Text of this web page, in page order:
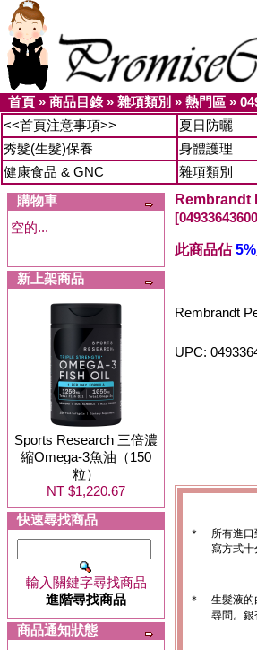
首頁 » 商品目錄» 雜項類別 » 熱門區 »
<<首頁注意事項>>
夏日防曬
秀髮(生髮)保養
身體護理
健康食品 & GNC
雜項類別
購物車
空的...
新上架商品
Sports Research 三倍濃
縮Omega-3魚油（150
粒）
NT $1,220.67
快速尋找商品
輸入關鍵字尋找商品
進階尋找商品
商品通知狀態
Rembrandt
此商品佔5%
Rembrandt
UPC:
＊
所有進
寫方式十
＊
生髮液的
尋問。銀